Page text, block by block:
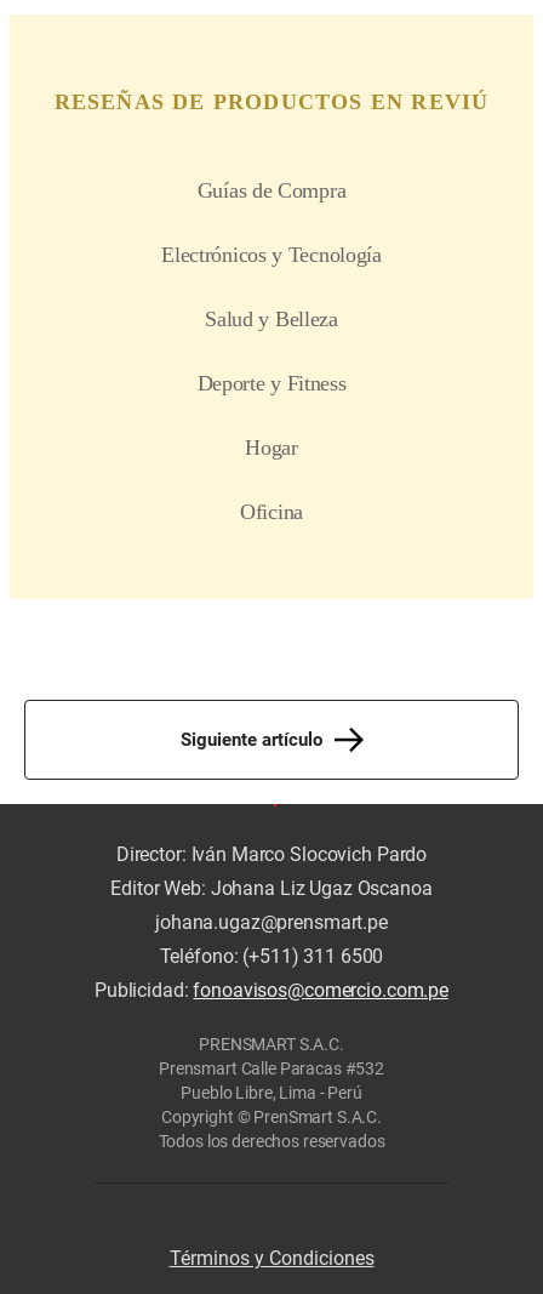
Siguiente artículo
Director: Iván Marco Slocovich Pardo
Editor Web: Johana Liz Ugaz Oscanoa
johana.ugaz@prensmart.pe
Teléfono: (+511) 311 6500
Publicidad:fonoavisos@comercio.com.pe
PRENSMART S.A.C.
Prensmart Calle Paracas #532
Pueblo Libre, Lima - Perú
Copyright © PrenSmart S.A.C.
Todos los derechos reservados
Términos y Condiciones